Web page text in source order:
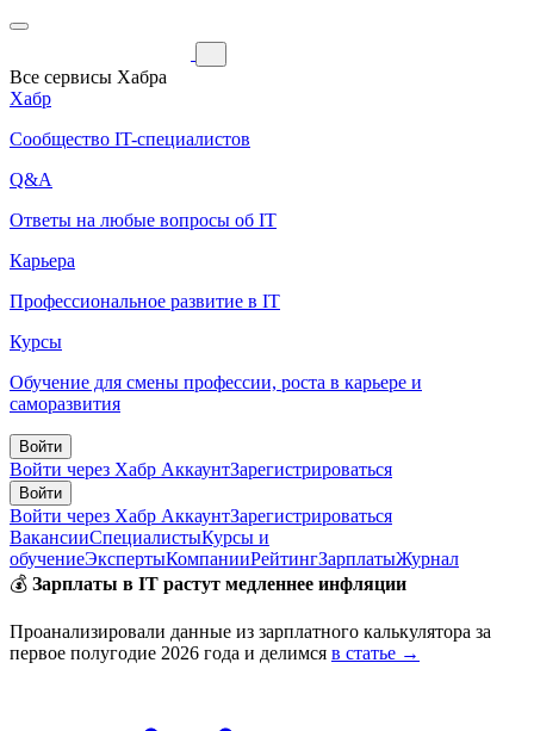
Все сервисы Хабра
Хабр
Сообщество IT-специалистов
Q&A
Ответы на любые вопросы об IT
Карьера
Профессиональное развитие в IT
Курсы
Обучение для смены профессии, роста в карьере и
саморазвития
Войти
Войти через Хабр АккаунтЗарегистрироваться
Войти
Войти через Хабр АккаунтЗарегистрироваться
ВакансииСпециалистыКурсы и
обучениеЭкспертыКомпанииРейтингЗарплатыЖурнал
💰 Зарплаты в IT растут медленнее инфляции
Проанализировали данные из зарплатного калькулятора за
первое полугодие 2026 года и делимся в статье →